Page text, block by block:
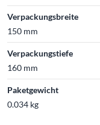
Verpackungsbreite
150 mm
Verpackungstiefe
160 mm
Paketgewicht
0.034 kg